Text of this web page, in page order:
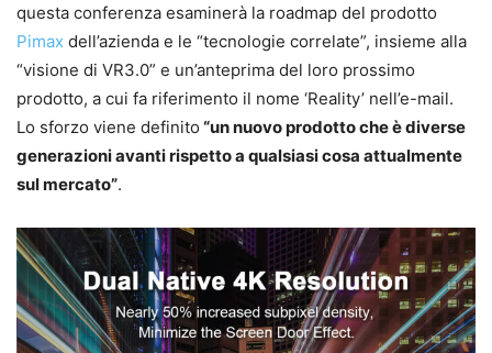
questa conferenza esaminerà la roadmap del prodotto
Pimax dell’azienda e le “tecnologie correlate”, insieme alla
“visione di VR3.0” e un’anteprima del loro prossimo
prodotto, a cui fa riferimento il nome ‘Reality’ nell’e-mail.
Lo sforzo viene definito “un nuovo prodotto che è diverse
generazioni avanti rispetto a qualsiasi cosa attualmente
sul mercato”.